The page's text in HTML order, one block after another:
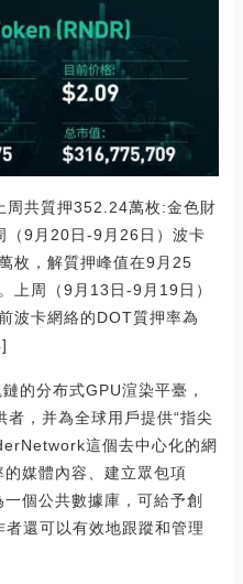
共質押352.24萬枚:金色財
（9月20日-9月26日）波卡
枚，解質押峰值在9月25
上周（9月13日-9月19日）
波卡網絡的DOT質押率為
的分布式GPU渲染平臺，
，并為全球用戶提供“指尖
這個去中心化的網
媒體內容、建立眾包項
個公共數據庫，可給予創
還可以有效地跟蹤和管理